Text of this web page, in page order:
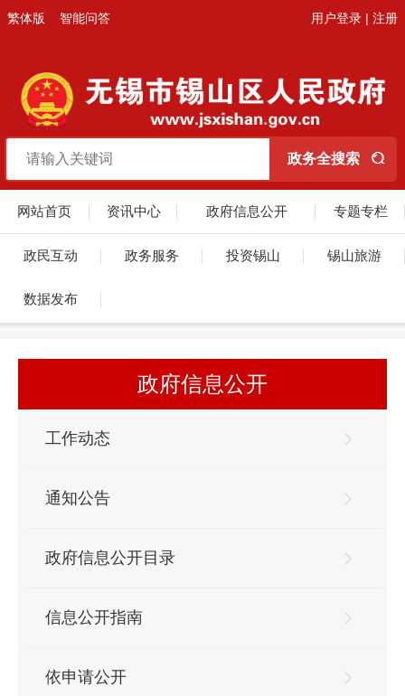
繁体版 智能问答 用户登录 | 注册
网站首页 资讯中心 政府信息公开 专题专栏
政民互动 政务服务 投资锡山 锡山旅游
数据发布
政府信息公开
工作动态
通知公告
政府信息公开目录
信息公开指南
依申请公开